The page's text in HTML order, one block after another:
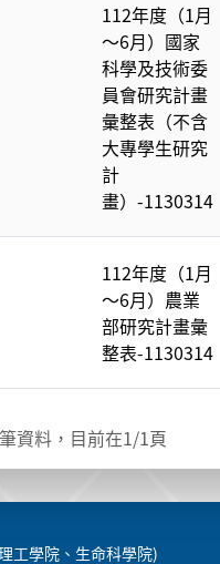
112年度（1月
～6月）國家
科學及技術委
員會研究計畫
彙整表（不含
大專學生研究
計
畫）-1130314
112年度（1月
～6月）農業
部研究計畫彙
整表-1130314
筆資料，目前在1/1頁
工學院、生命科學院)